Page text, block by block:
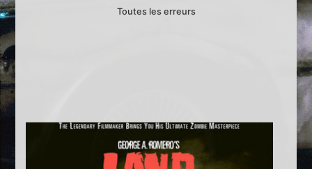
Toutes les erreurs